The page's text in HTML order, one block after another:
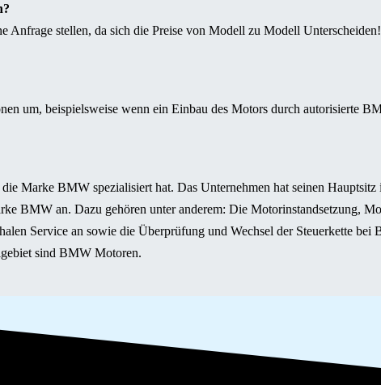
Anfrage stellen, da sich die Preise von Modell zu Modell Unterscheiden!
um, beispielsweise wenn ein Einbau des Motors durch autorisierte
Marke BMW spezialisiert hat. Das Unternehmen hat seinen
BMW an. Dazu gehören unter anderem: Die Motorinstandsetzung,
Service an sowie die Überprüfung und Wechsel der Steuerkette
sind BMW Motoren.